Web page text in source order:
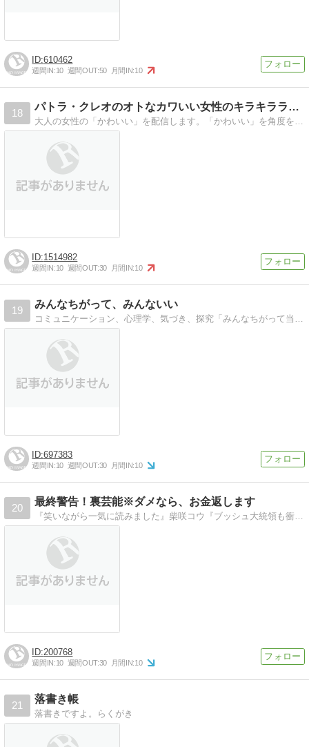
610462
週間IN:10 週間OUT:50 月間IN:10
18
パトラ・クレオのオトなカワいい女性のキラキラライフ
大人の女性の「かわいい」を配信します。「かわいい」を角度を変えた視点での情報です。
1514982
週間IN:10 週間OUT:30 月間IN:10
19
みんなちがって、みんないい
コミュニケーション、心理学、気づき、探究「みんなちがって当たり前」「違ってていいんだ」「違いを受け容れる」
697383
週間IN:10 週間OUT:30 月間IN:10
20
最終警告！裏芸能※ダメなら、お金返します
『笑いながら一気に読みました』柴咲コウ『ブッシュ大統領も衝撃＆笑撃！！００７より愛をこめて！』ニューヨーク・タイムズ紙
200768
週間IN:10 週間OUT:30 月間IN:10
21
落書き帳
落書きですよ。らくがき